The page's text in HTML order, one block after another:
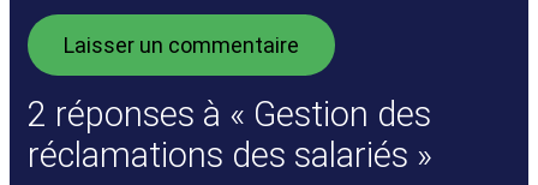
2 réponses à « Gestion des
réclamations des salariés »